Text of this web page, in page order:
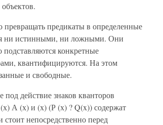
превращать предикаты в определенные
ни истинными, ни ложными. Они
конкретные
квантифицируются. На этом
и свободные.
действие знаков кванторов
А (х) и (х) (Р (х) ? Q(x)) содержат
непосредственно перед